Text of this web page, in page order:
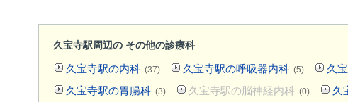
久宝寺駅周辺の その他の診療科
久宝寺駅の内科 (37) 久宝寺駅の呼吸器内科 (5) 久
久宝寺駅の胃腸科 (3) 久宝寺駅の脳神経内科 (0) 久